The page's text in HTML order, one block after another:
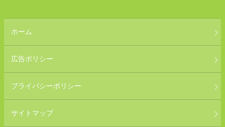
ホーム
広告ポリシー
プライバシーポリシー
サイトマップ